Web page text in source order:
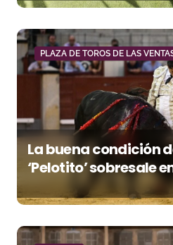
PLAZA DE TOROS DE LAS
La buena condición
‘Pelotito’ sobresale
noche gris en Las